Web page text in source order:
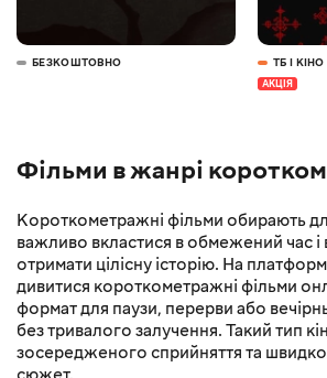
БЕЗКОШТОВНО
ТБ І КІНО
АКЦІЯ
Фільми в жанрі
Короткометражні фільми обирають
важливо вкластися в обмежений час і
отримати цілісну історію. На
дивитися короткометражні фільми
формат для паузи, перерви або
без тривалого залучення. Такий тип
зосередженого сприйняття та